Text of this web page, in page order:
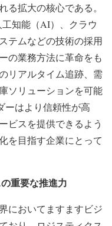
る拡大の核心である。
知能（AI）、クラウ
テムなどの技術の採用
の業務方法に革命をも
リアルタイム追跡、需
ソリューションを可能
ーはより信頼性が高
ビスを提供できるよう
を目指す企業にとって
重要な推進力
においてますますビジ